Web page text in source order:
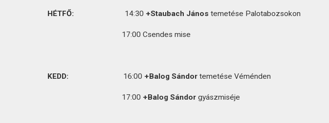
KAPCSOLAT
HÉTFŐ: 14:30 +Staubach János temetése Palotabozsokon
17:00 Csendes mise
KEDD: 16:00 +Balog Sándor temetése Véménden
17:00 +Balog Sándor gyászmiséje